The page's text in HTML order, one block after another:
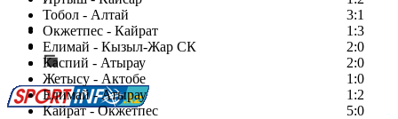
Тобол - Алтай
3:1
Окжетпес - Кайрат
1:3
Елимай - Кызыл-Жар СК
2:0
Каспий - Атырау
2:0
Жетысу - Актобе
1:0
Елимай - Атырау
1:2
Кайрат - Окжетпес
5:0
Есть идея?
Сообщить о мероприятии
Перейти на старый сайт